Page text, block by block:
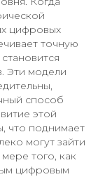
цифровых
точную
Эти модели
способ
этой
что поднимает
могут зайти
того, как
цифровым